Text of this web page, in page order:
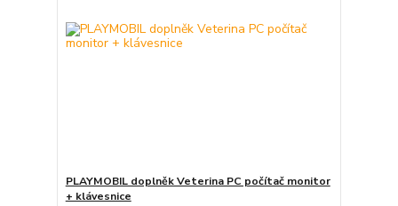
PLAYMOBIL doplněk Veterina PC počítač monitor
+ klávesnice